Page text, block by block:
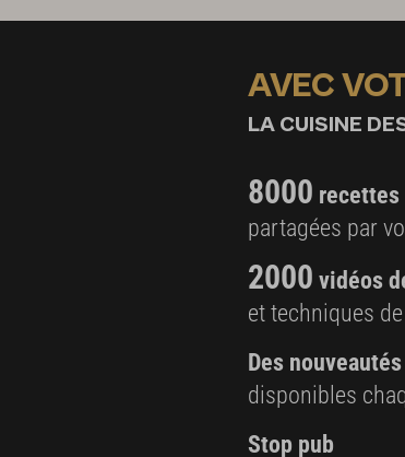
AVEC
LA CUISINE
8000 recettes
partagées par
2000 vidéos
et techniques
Des nouveautés
disponibles
Stop pub